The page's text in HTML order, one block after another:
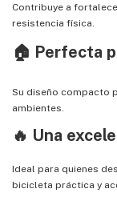
Contribuye a
resistencia física.
🏠 Perfecta
Su diseño compacto
ambientes.
🔥 Una
Ideal para quienes
bicicleta práctica y